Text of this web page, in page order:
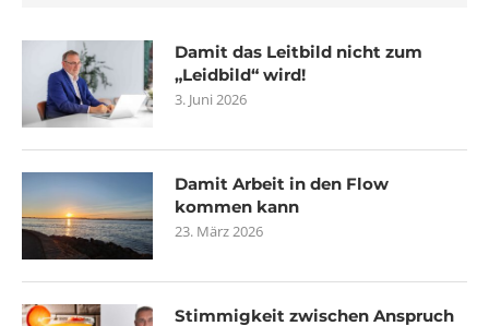
Damit das Leitbild nicht zum
„Leidbild“ wird!
3. Juni 2026
Damit Arbeit in den Flow
kommen kann
23. März 2026
Stimmigkeit zwischen Anspruch